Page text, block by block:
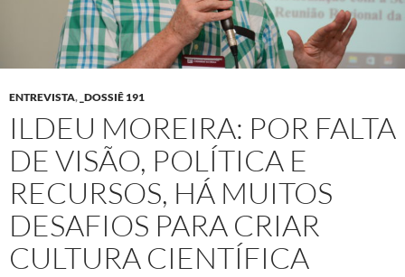
ENTREVISTA, _DOSSIÊ 191
ILDEU MOREIRA: POR FALTA
DE VISÃO, POLÍTICA E
RECURSOS, HÁ MUITOS
DESAFIOS PARA CRIAR
CULTURA CIENTÍFICA